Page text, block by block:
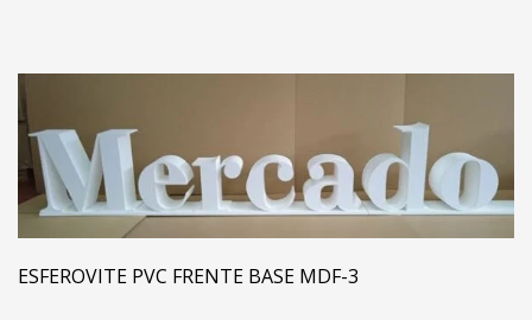
ESFEROVITE PVC FRENTE BASE MDF-3